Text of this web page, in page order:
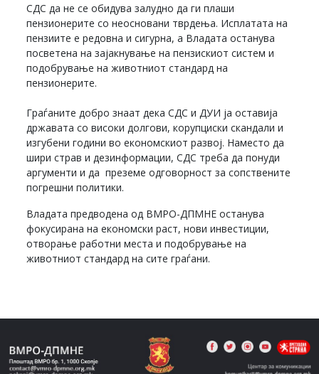
СДС да не се обидува залудно да ги плаши
пензионерите со неосновани тврдења. Исплатата на
пензиите е редовна и сигурна, а Владата останува
посветена на зајакнување на пензискиот систем и
подобрување на животниот стандард на
пензионерите.
Граѓаните добро знаат дека СДС и ДУИ ја оставија
државата со високи долгови, корупциски скандали и
изгубени години во економскиот развој. Наместо да
шири страв и дезинформации, СДС треба да понуди
аргументи и да преземе одговорност за сопствените
погрешни политики.
Владата предводена од ВМРО-ДПМНЕ останува
фокусирана на економски раст, нови инвестиции,
отворање работни места и подобрување на
животниот стандард на сите граѓани.